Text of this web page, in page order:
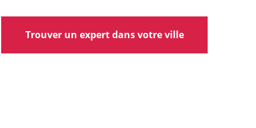
Trouver un expert dans votre ville